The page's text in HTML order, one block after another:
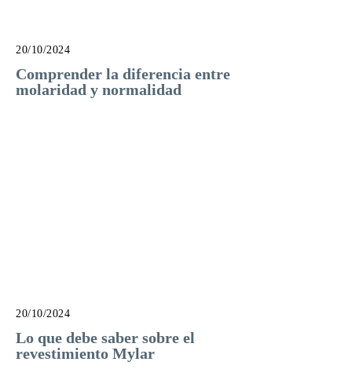
20/10/2024
Comprender la diferencia entre
molaridad y normalidad
20/10/2024
Lo que debe saber sobre el
revestimiento Mylar